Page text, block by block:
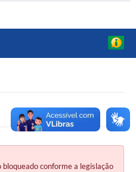
conforme a legislação